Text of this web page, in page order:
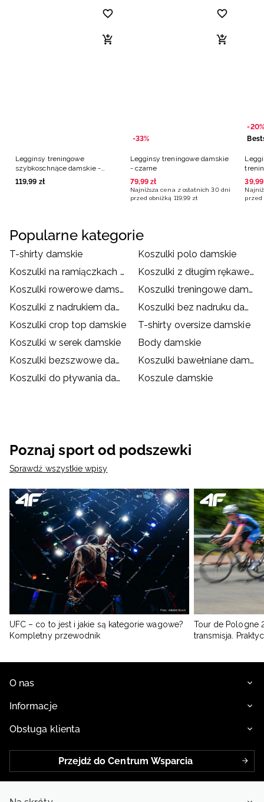
Legginsy treningowe
szybkoschnące damskie -
czarne
119,99 zł
-33%
Legginsy treningowe damskie
- czarne
79,99 zł
Najniższa cena z ostatnich 30 dni
przed obniżką 119,99 zł
-20%
39,99
przed
Popularne kategorie
T-shirty damskie
Koszulki polo damskie
Koszulki na ramiączkach damskie
Koszulki z długim rękawem damskie
Koszulki rowerowe damskie
Koszulki treningowe damskie
Koszulki z nadrukiem damskie
Koszulki bez nadruku damskie
Koszulki crop top damskie
T-shirty oversize damskie
Koszulki w serek damskie
Body damskie
Koszulki bezszwowe damskie
Koszulki bawełniane damskie
Koszulki do pływania damskie
Koszule damskie
Poznaj sport od podszewki
Sprawdź wszystkie wpisy
UFC – co to jest i jakie są kategorie wagowe?
Kompletny przewodnik
Tour de Pologne
transmisja.
O nas
Informacje
Obsługa klienta
Przejdź do Centrum Wsparcia